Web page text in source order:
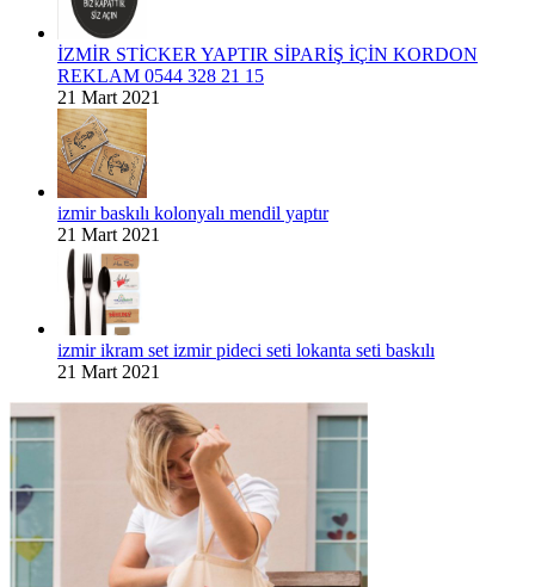
İZMİR STİCKER YAPTIR SİPARİŞ İÇİN KORDON
REKLAM 0544 328 21 15
21 Mart 2021
izmir baskılı kolonyalı mendil yaptır
21 Mart 2021
izmir ikram set izmir pideci seti lokanta seti baskılı
21 Mart 2021